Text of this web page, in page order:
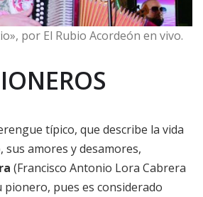
por El Rubio Acordeón en vivo.
típico, que describe la vida
sus amores y desamores,
(Francisco Antonio Lora Cabrera
pionero, pues es considerado